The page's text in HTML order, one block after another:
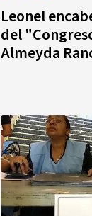
Leonel
del
Almeyda